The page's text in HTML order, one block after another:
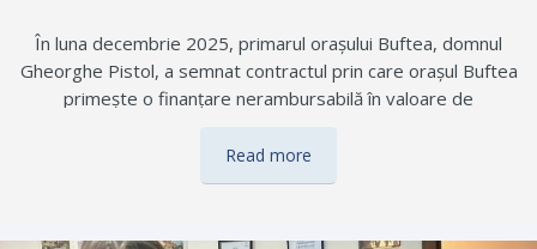
În luna decembrie 2025, primarul orașului Buftea, domnul
Gheorghe Pistol, a semnat contractul prin care orașul Buftea
primește o finanțare nerambursabilă în valoare de
urbană-construire autobază și achiziționare mijloace de
transport public fără emisii de CO2, inclusiv stații de încărcare.
operare a transportului public în orașul Buftea prin construirea
Read more